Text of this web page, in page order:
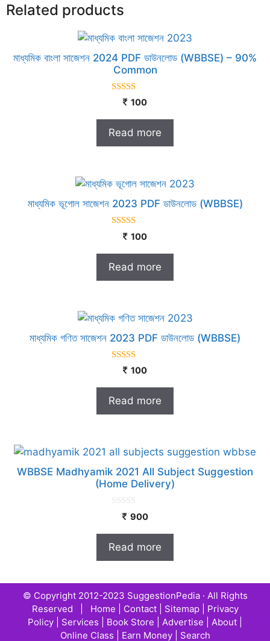
Related products
মাধ্যমিক বাংলা সাজেশন 2024 PDF ডাউনলোড (WBBSE) – 90%
Common
5.00
out of 5
100
Read more
মাধ্যমিক ভূগোল সাজেশন 2023 PDF ডাউনলোড (WBBSE)
4.75
out of 5
100
Read more
মাধ্যমিক গণিত সাজেশন 2023 PDF ডাউনলোড (WBBSE)
4.60
out of 5
100
Read more
WBBSE Madhyamik 2021 All Subject Suggestion
(Home Delivery)
o
5
900
Read more
© Copyright 2012-2023 SuggestionPedia· All Rights
Reserved | Home Contact| Sitemap| Privacy
Policy
Services Book Store Advertise About
Online Class
Earn Money| Search